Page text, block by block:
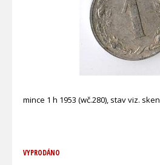
mince 1 h 1953 (wč.280), stav viz. sken
VYPRODÁNO